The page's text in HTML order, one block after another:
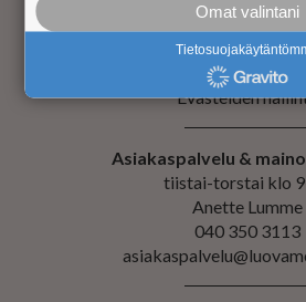
Kustantaja Luova
Evästeiden
Asiakaspalvelu &
tiistai-torstai klo
Anette Lumme
040 350 3113
Omat valintani